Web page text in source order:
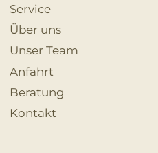
Service
Über uns
Unser Team
Anfahrt
Beratung
Kontakt